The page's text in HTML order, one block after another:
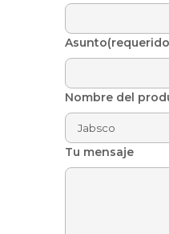
Nombre del
Tu mensaje